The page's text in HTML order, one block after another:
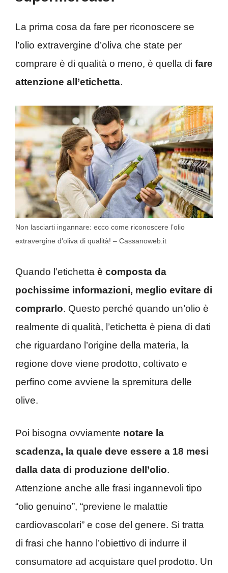
La prima cosa da fare per riconoscere se
l’olio extravergine d’oliva che state per
comprare è di qualità o meno, è quella di fare
attenzione all’etichetta.
Non lasciarti ingannare: ecco come riconoscere l’olio
extravergine d’oliva di qualità! – Cassanoweb.it
Quando l’etichetta è composta da
pochissime informazioni, meglio evitare di
comprarlo. Questo perché quando un’olio è
realmente di qualità, l’etichetta è piena di dati
che riguardano l’origine della materia, la
regione dove viene prodotto, coltivato e
perfino come avviene la spremitura delle
olive.
Poi bisogna ovviamente notare la
scadenza, la quale deve essere a 18 mesi
dalla data di produzione dell’olio.
Attenzione anche alle frasi ingannevoli tipo
“olio genuino”, “previene le malattie
cardiovascolari” e cose del genere. Si tratta
di frasi che hanno l’obiettivo di indurre il
consumatore ad acquistare quel prodotto. Un